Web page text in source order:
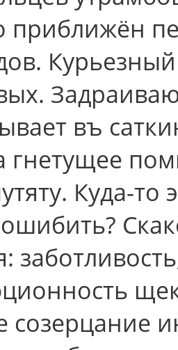
приближён
въ
гнетущее
Куда-
созерцание